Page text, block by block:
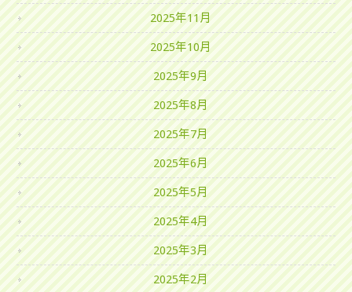
2025年11月
2025年10月
2025年9月
2025年8月
2025年7月
2025年6月
2025年5月
2025年4月
2025年3月
2025年2月